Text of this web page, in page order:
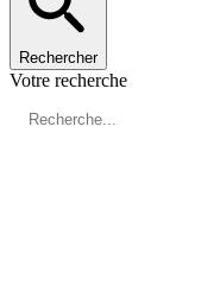
Rechercher
Votre recherche